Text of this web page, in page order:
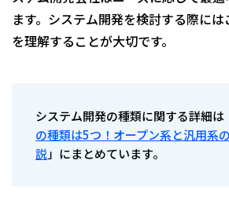
ます。システム開発を検討する際に
を理解することが大切です。
システム開発の種類に関する詳細は
の種類は5つ！オープン系と汎用系
説」にまとめています。